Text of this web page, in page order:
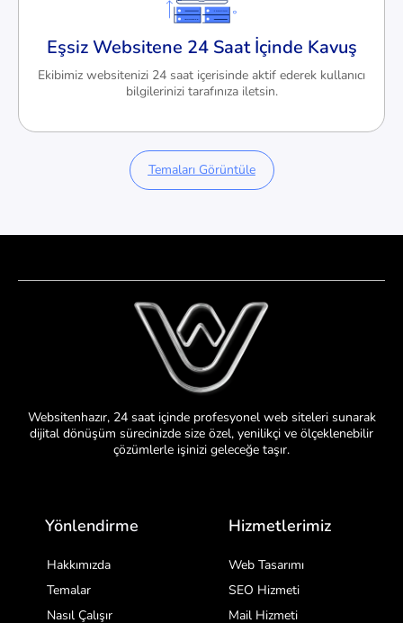
Eşsiz Websitene 24 Saat İçinde Kavuş
Ekibimiz websitenizi 24 saat içerisinde aktif ederek kullanıcı
bilgilerinizi tarafınıza iletsin.
Temaları Görüntüle
Websitenhazır, 24 saat içinde profesyonel web siteleri sunarak
dijital dönüşüm sürecinizde size özel, yenilikçi ve ölçeklenebilir
çözümlerle işinizi geleceğe taşır.
Yönlendirme
Hakkımızda
Temalar
Nasıl Çalışır
Hizmetlerimiz
Web Tasarımı
SEO Hizmeti
Mail Hizmeti